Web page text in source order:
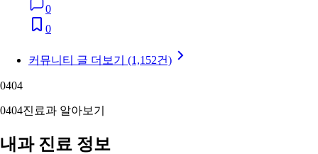
0
0
커뮤니티 글 더보기 (1,152건)
0404
0404진료과 알아보기
내과 진료 정보